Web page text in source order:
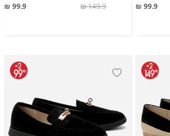
99.9 ₪
99.9 ₪ 149.9 ₪